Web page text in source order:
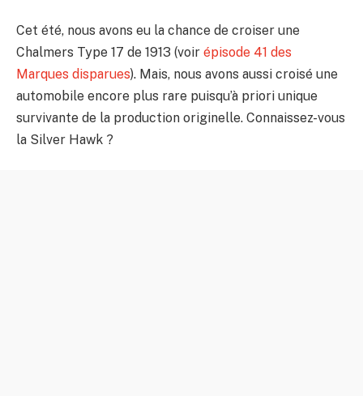
Cet été, nous avons eu la chance de croiser une
Chalmers Type 17 de 1913 (voir épisode 41 des
Marques disparues). Mais, nous avons aussi croisé une
automobile encore plus rare puisqu’à priori unique
survivante de la production originelle. Connaissez-vous
la Silver Hawk ?